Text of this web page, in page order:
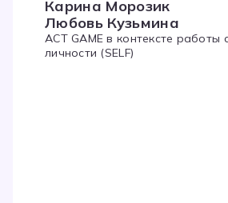
Карина Морозик
Любовь Кузьмина
ACT GAME в контексте работы
личности (SELF)